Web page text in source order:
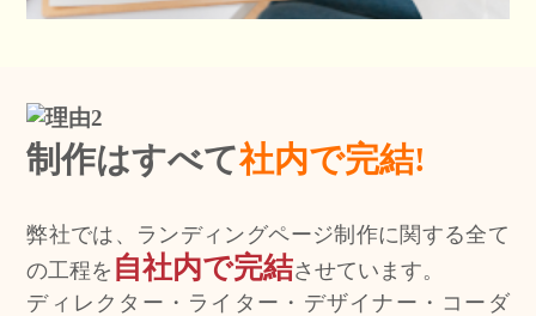
制作はすべて社内で完結!
弊社では、ランディングページ制作に関する全て
の工程を 自社内で完結させています。
ディレクター・ライター・デザイナー・コーダ